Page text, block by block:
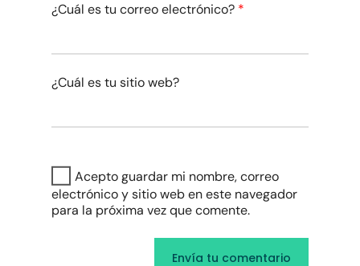
¿Cuál es tu correo electrónico? *
¿Cuál es tu sitio web?
Acepto guardar mi nombre, correo
electrónico y sitio web en este navegador
para la próxima vez que comente.